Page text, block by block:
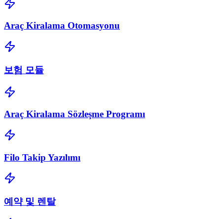
Araç Kiralama Otomasyonu
보험 모듈
Araç Kiralama Sözleşme Programı
Filo Takip Yazılımı
예약 및 렌탈